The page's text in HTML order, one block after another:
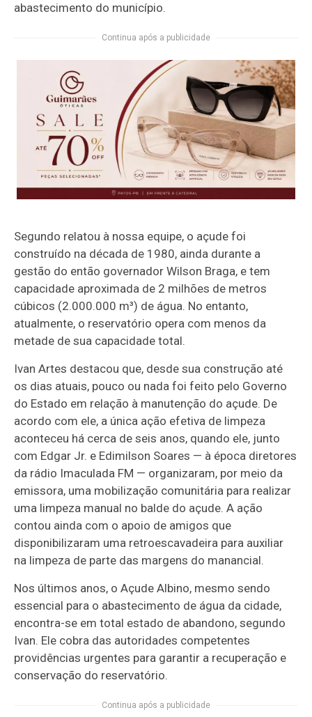
abastecimento do município.
Continua após a publicidade
Segundo relatou à nossa equipe, o açude foi
construído na década de 1980, ainda durante a
gestão do então governador Wilson Braga, e tem
capacidade aproximada de 2 milhões de metros
cúbicos (2.000.000 m³) de água. No entanto,
atualmente, o reservatório opera com menos da
metade de sua capacidade total.
Ivan Artes destacou que, desde sua construção até
os dias atuais, pouco ou nada foi feito pelo Governo
do Estado em relação à manutenção do açude. De
acordo com ele, a única ação efetiva de limpeza
aconteceu há cerca de seis anos, quando ele, junto
com Edgar Jr. e Edimilson Soares — à época diretores
da rádio Imaculada FM — organizaram, por meio da
emissora, uma mobilização comunitária para realizar
uma limpeza manual no balde do açude. A ação
contou ainda com o apoio de amigos que
disponibilizaram uma retroescavadeira para auxiliar
na limpeza de parte das margens do manancial.
Nos últimos anos, o Açude Albino, mesmo sendo
essencial para o abastecimento de água da cidade,
encontra-se em total estado de abandono, segundo
Ivan. Ele cobra das autoridades competentes
providências urgentes para garantir a recuperação e
conservação do reservatório.
Continua após a publicidade